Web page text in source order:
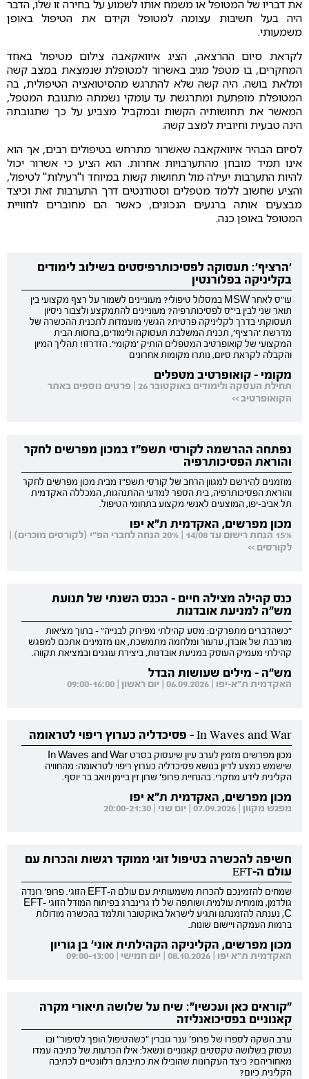
את דבריו של המטופל או משמח אותו לשמוע על בחירה זו שלו, הדבר
היה בעל חשיבות עצומה למטופל וקידם את הטיפול באופן
משמעותי.
לקראת סיום ההרצאה, הציג איוואקאבה צילום מטיפול באחד
המחקרים, בו מטפל מגיב באשרור למטופלת שנמצאת במצב קשה
ומלאת בושה. היה קשה שלא להתרגש מהסיטואציה הטיפולית, בה
המטופלת מופתעת ומתרגשת עד עומקי נשמתה מתגובת המטפל,
המאשר את תחושותיה הקשות ובמקביל מצביע על כך שתגובתה
הינה טבעית וחיובית למצב קשה.
לסיום הבהיר איוואקאבה שאשרור מתרחש בטיפולים רבים, אך הוא
אינו תמיד מובחן מהתערבויות אחרות. הוא הציע כי אשרור יכול
להיות התערבות יעילה מול תחושות קשות במיוחד ו"רעילות" לטיפול,
והציע שחשוב ללמד מטפלים וסטודנטים דרך התערבות זאת וכיצד
מבצעים אותה ברגעים הנכונים, כאשר הם מחוברים לחוויית
המטופל באופן כנה.
'הרציף': תעסוקה לפסיכותרפיסטים בשילוב לימודים
בקליניקה בפלורנטין
עו"ס לאחר MSW במסלול טיפולי? מעוניינים לשמור על רצף מקצועי בין
תואר שני לבין בי"ס לפסיכותרפיה? מעוניינים להתמקצע ולצבור ניסיון
תעסוקתי בדרך לקליניקה פרטית? הגש/י מועמדות לתכנית ההכשרה של
מדרשת 'הרציף', תכנית המשלבת תעסוקה ולימודים, בחסות הבית
המקצועי של קואופרטיב המטפלים הותיק 'מקומי'. הזדרזו! תהליך המיון
והקבלה לקראת סיום, נותרו מקומות אחרונים
מקומי - קואופרטיב מטפלים
תחילת העסקה ולימודים באוקטובר 26 | פרטים נוספים באתר
הקואופרטיב >>
נפתחה ההרשמה לקורסי תשפ"ז במכון מפרשים לחקר
והוראת הפסיכותרפיה
מוזמנים להירשם למגוון הרחב של קורסי תשפ"ז מבית מכון מפרשים לחקר
והוראת הפסיכותרפיה, בית הספר למדעי ההתנהגות, המכללה האקדמית
תל אביב-יפו, המוצעים לאנשי מקצוע בתחומי הטיפול.
מכון מפרשים, האקדמית ת"א יפו
15% הנחת רישום עד 14/08 | 20% הנחה לחברי הפ"י (לקורסים מוכרים) |
לקורסים >>
כנס קהילה מצילה חיים - הכנס השנתי של תנועת
מש"ה למניעת אובדנות
"כשהדברים מתפרקים: מסע קהילתי מפירוק לבנייה" - בתוך מציאות
מורכבת של אובדן, ערעור ומלחמה מתמשכת, אנו מזמינים אתכם למפגש
קהילתי מעמיק העוסק במניעת אובדנות, ביצירת עוגנים ובמציאת תקווה.
מש"ה - מילים שעושות הבדל
האקדמית ת"א-יפו | 06.09.2026 | יום ראשון | 09:00-16:00
In Waves and War - פסיכדליה כערוץ ריפוי לטראומה
מכון מפרשים מזמין לערב עיון שיעסוק בסרט In Waves and War
שישמש כמצע לדיון בנושא פסיכדליה כערוץ ריפוי לטראומה: מהחוויה
הקלינית לידע מחקרי. בהנחיית פרופ' שרון זין ביימן ויואב בר יוסף.
מכון מפרשים, האקדמית ת"א יפו
מפגש מקוון | 07.09.2026 | יום שני | 20:00-21:30
חשיפה להכשרה בטיפול זוגי ממוקד רגשות והכרות עם
עולם ה-EFT
שמחים להזמינכם להכרות משמעותית עם עולם ה-EFT הזוגי. פרופ' רונדה
גולדמן, מומחית עולמית ושותפה של לז גרינברג בפיתוח המודל הזוגי EFT-
C, נענתה להזמנתנו ותגיע לישראל באוקטובר ותלמד בהכשרה מודולות
ברמות העמקה ויישום שונות.
מכון מפרשים, הקליניקה הקהילתית אוני' בן גוריון
האקדמית ת"א יפו | 08.10.2026 | יום חמישי | 09:00-13:00
"קוראים כאן ועכשיו": שיח על שלושה תיאורי מקרה
קאנוניים בפסיכואנליזה
ערב השקה לספרו של פרופ' ענר גוברין "כשהטיפול הופך לסיפור" ובו
נעסוק בשלושה טקסטים קאנוניים ונשאל: אילו הכרעות של כתיבה עמדו
מאחוריהם? כיצד העקרונות שהובילו את כתיבתם רלוונטיים לכתיבה
הקלינית כיום?